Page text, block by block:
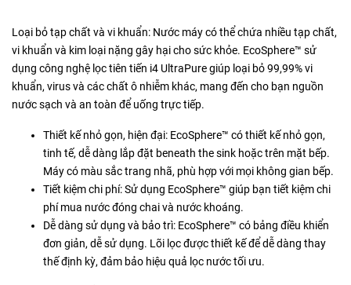
Loại bỏ tạp chất và vi khuẩn: Nước máy có thể chứa nhiều tạp chất,
vi khuẩn và kim loại nặng gây hại cho sức khỏe. EcoSphere™ sử
dụng công nghệ lọc tiên tiến i4 UltraPure giúp loại bỏ 99,99% vi
khuẩn, virus và các chất ô nhiễm khác, mang đến cho bạn nguồn
nước sạch và an toàn để uống trực tiếp.
Thiết kế nhỏ gọn, hiện đại: EcoSphere™ có thiết kế nhỏ gọn,
tinh tế, dễ dàng lắp đặt beneath the sink hoặc trên mặt bếp.
Máy có màu sắc trang nhã, phù hợp với mọi không gian bếp.
Tiết kiệm chi phí: Sử dụng EcoSphere™ giúp bạn tiết kiệm chi
phí mua nước đóng chai và nước khoáng.
Dễ dàng sử dụng và bảo trì: EcoSphere™ có bảng điều khiển
đơn giản, dễ sử dụng. Lõi lọc được thiết kế để dễ dàng thay
thế định kỳ, đảm bảo hiệu quả lọc nước tối ưu.